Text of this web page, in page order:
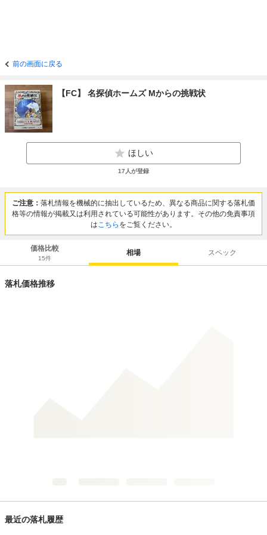
前の画面に戻る
【FC】 名探偵ホームズ Mからの挑戦状
ほしい
17 人が登録
ご注意： 落札情報を機械的に抽出しているため、異なる商品に関する落札価
格等の情報が掲載又は利用されている可能性があります。その他の免責事項
はこちら をご覧ください。
価格比較
15件
相場 スペック
落札価格推移
最近の落札履歴